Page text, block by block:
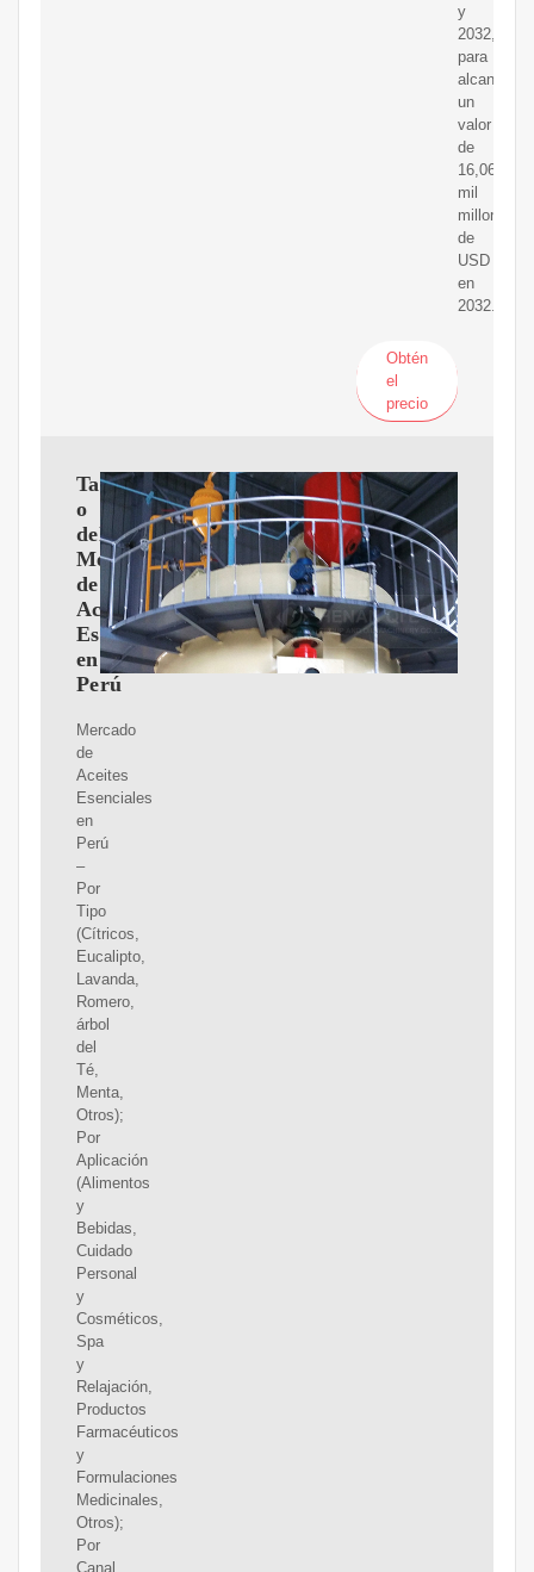
y
2032,
para
alcanzar
un
valor
de
16,06
mil
millones
de
USD
en
2032.
Obtén
el
precio
Tama?
o
del
Mercado
de
Aceites
Esenciales
en
Perú
Mercado
de
Aceites
Esenciales
en
Perú
–
Por
Tipo
(Cítricos,
Eucalipto,
Lavanda,
Romero,
árbol
del
Té,
Menta,
Otros);
Por
Aplicación
(Alimentos
y
Bebidas,
Cuidado
Personal
y
Cosméticos,
Spa
y
Relajación,
Productos
Farmacéuticos
y
Formulaciones
Medicinales,
Otros);
Por
Canal